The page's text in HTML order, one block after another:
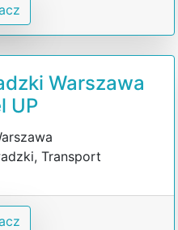
Warszawa
UP
Transport